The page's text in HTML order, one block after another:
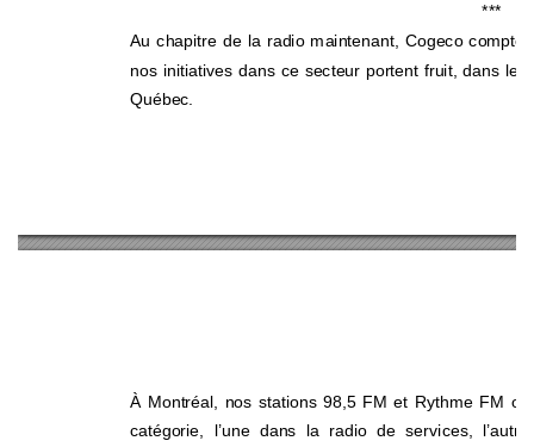
***
Au chapitre de la radio maintenant, Cogeco
nos initiatives dans ce secteur portent fruit, dans
Québec.
À Montréal, nos stations 98,5 FM et Rythme FM
catégorie, l’une dans la radio de services,